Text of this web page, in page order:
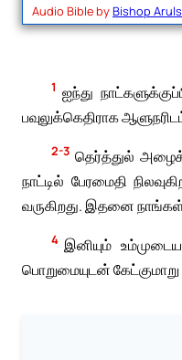
Audio Bible byBishop
1 ஐந்து
பவுலுக்கெதிராக
2-3 தெர்த்துல்
நாட்டில் பேரமைதி
வருகிறது. இதனை
4 இனியும்
பொறுமையுடன்